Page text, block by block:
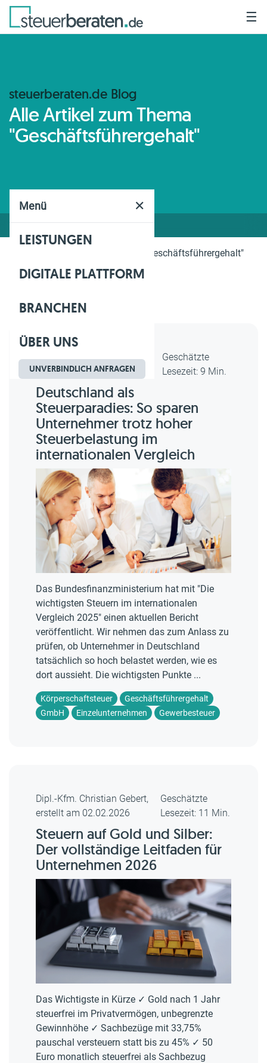
Menü ✕
LEISTUNGEN
DIGITALE PLATTFORM
BRANCHEN
ÜBER UNS
UNVERBINDLICH ANFRAGEN
☰
steuerberaten.de Blog
Alle Artikel zum Thema
"Geschäftsführergehalt"
"Geschäftsführergehalt"
Dipl.-Kfm. Christian Gebert,
erstellt am 06.08.2026
Geschätzte
Lesezeit: 9 Min.
Deutschland als
Steuerparadies: So sparen
Unternehmer trotz hoher
Steuerbelastung im
internationalen Vergleich
Das Bundesfinanzministerium hat mit "Die
wichtigsten Steuern im internationalen
Vergleich 2025" einen aktuellen Bericht
veröffentlicht. Wir nehmen das zum Anlass zu
prüfen, ob Unternehmer in Deutschland
tatsächlich so hoch belastet werden, wie es
dort aussieht. Die wichtigsten Punkte ...
Körperschaftsteuer
Geschäftsführergehalt
GmbH
Einzelunternehmen Gewerbesteuer
Dipl.-Kfm. Christian Gebert,
erstellt am 02.02.2026
Geschätzte
Lesezeit: 11 Min.
Steuern auf Gold und Silber:
Der vollständige Leitfaden für
Unternehmen 2026
Das Wichtigste in Kürze ✓ Gold nach 1 Jahr
steuerfrei im Privatvermögen, unbegrenzte
Gewinnhöhe ✓ Sachbezüge mit 33,75%
pauschal versteuern statt bis zu 45% ✓ 50
Euro monatlich steuerfrei als Sachbezug